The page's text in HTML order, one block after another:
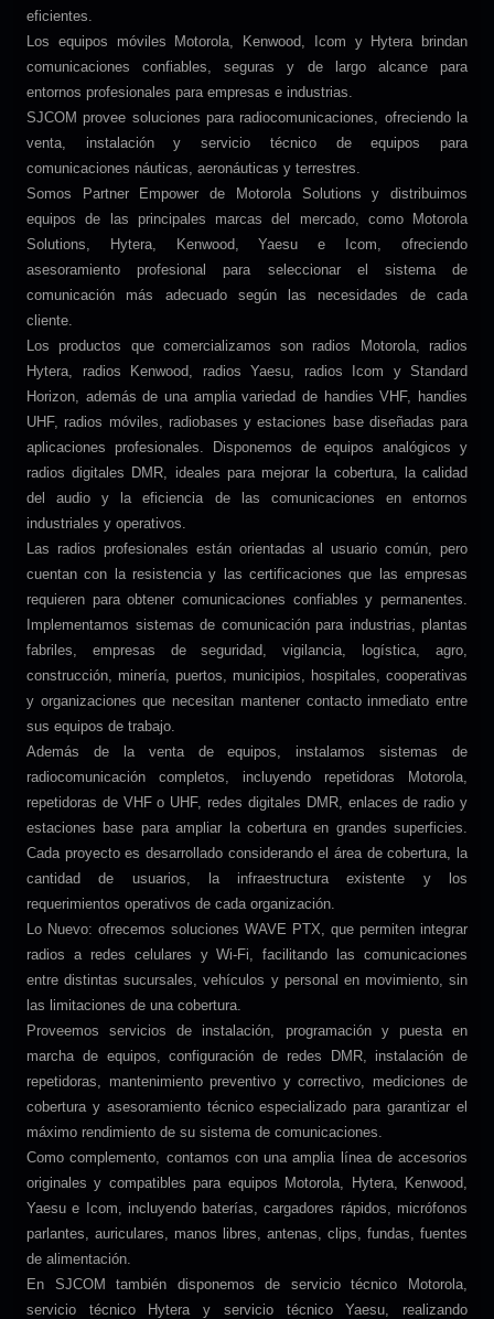
eficientes.
Los equipos móviles Motorola, Kenwood, Icom y Hytera brindan
comunicaciones confiables, seguras y de largo alcance para
entornos profesionales para empresas e industrias.
SJCOM provee soluciones para radiocomunicaciones, ofreciendo la
venta, instalación y servicio técnico de equipos para
comunicaciones náuticas, aeronáuticas y terrestres.
Somos Partner Empower de Motorola Solutions y distribuimos
equipos de las principales marcas del mercado, como Motorola
Solutions, Hytera, Kenwood, Yaesu e Icom, ofreciendo
asesoramiento profesional para seleccionar el sistema de
comunicación más adecuado según las necesidades de cada
cliente.
Los productos que comercializamos son radios Motorola, radios
Hytera, radios Kenwood, radios Yaesu, radios Icom y Standard
Horizon, además de una amplia variedad de handies VHF, handies
UHF, radios móviles, radiobases y estaciones base diseñadas para
aplicaciones profesionales. Disponemos de equipos analógicos y
radios digitales DMR, ideales para mejorar la cobertura, la calidad
del audio y la eficiencia de las comunicaciones en entornos
industriales y operativos.
Las radios profesionales están orientadas al usuario común, pero
cuentan con la resistencia y las certificaciones que las empresas
requieren para obtener comunicaciones confiables y permanentes.
Implementamos sistemas de comunicación para industrias, plantas
fabriles, empresas de seguridad, vigilancia, logística, agro,
construcción, minería, puertos, municipios, hospitales, cooperativas
y organizaciones que necesitan mantener contacto inmediato entre
sus equipos de trabajo.
Además de la venta de equipos, instalamos sistemas de
radiocomunicación completos, incluyendo repetidoras Motorola,
repetidoras de VHF o UHF, redes digitales DMR, enlaces de radio y
estaciones base para ampliar la cobertura en grandes superficies.
Cada proyecto es desarrollado considerando el área de cobertura, la
cantidad de usuarios, la infraestructura existente y los
requerimientos operativos de cada organización.
Lo Nuevo: ofrecemos soluciones WAVE PTX, que permiten integrar
radios a redes celulares y Wi-Fi, facilitando las comunicaciones
entre distintas sucursales, vehículos y personal en movimiento, sin
las limitaciones de una cobertura.
Proveemos servicios de instalación, programación y puesta en
marcha de equipos, configuración de redes DMR, instalación de
repetidoras, mantenimiento preventivo y correctivo, mediciones de
cobertura y asesoramiento técnico especializado para garantizar el
máximo rendimiento de su sistema de comunicaciones.
Como complemento, contamos con una amplia línea de accesorios
originales y compatibles para equipos Motorola, Hytera, Kenwood,
Yaesu e Icom, incluyendo baterías, cargadores rápidos, micrófonos
parlantes, auriculares, manos libres, antenas, clips, fundas, fuentes
de alimentación.
En SJCOM también disponemos de servicio técnico Motorola,
servicio técnico Hytera y servicio técnico Yaesu, realizando